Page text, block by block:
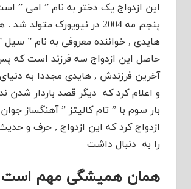
این ازدواج یک دختر به نام ” امی ”
پنجم مه 2004 در نیویورک متولد
هایدی , خواننده معروفی به نام ”
حاصل این ازدواج سه فرزند است که
آخرین فرزندش , هایدی مجددا به
و اعلام کرد که دیگر قصد باردار شدن
بار سوم با ” تام کالیتز ” آهنگساز جوان
ازدواج کرد که این ازدواج , حرف و
را به دنبال داشت
همان همیشگی مهم است